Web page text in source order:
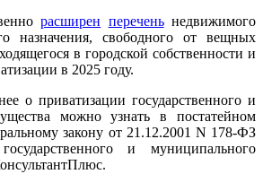
расширен переченьнедвижимого
назначения, свободного от вещных
в городской собственности и
в 2025 году.
о приватизации государственного и
можно узнать в постатейном
закону от 21.12.2001 N 178-ФЗ
и муниципального